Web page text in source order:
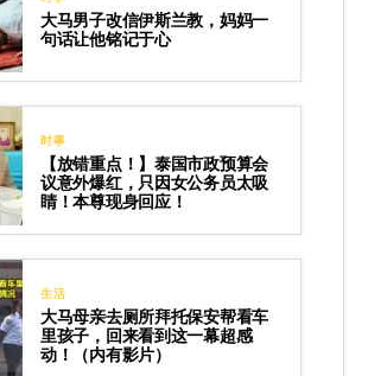
大马男子改信伊斯兰教，妈妈一
句话让他铭记于心
时事
【放错重点！】泰国市政预算会
议意外爆红，只因女公务员太吸
睛！本尊现身回应！
生活
大马母亲去厕所拜托保安帮看车
里孩子，回来看到这一幕超感
动！（内有影片）